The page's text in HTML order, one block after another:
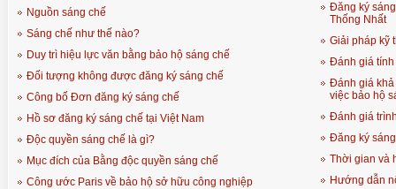
Nguồn sáng chế
Sáng chế như thế nào?
Duy trì hiệu lực văn bằng bảo hộ sáng chế
Đối tượng không được đăng ký sáng chế
Công bố Đơn đăng ký sáng chế
Hồ sơ đăng ký sáng chế tại Việt Nam
Độc quyền sáng chế là gì?
Mục đích của Bằng độc quyền sáng chế
Công ước Paris về bảo hộ sở hữu công nghiệp
Đăng ký
Thống Nhất
Giải pháp kỹ
Đánh giá tính
Đánh giá khả
việc bảo hộ
Đánh giá
Đăng ký
Thời gian và
Hướng dẫn